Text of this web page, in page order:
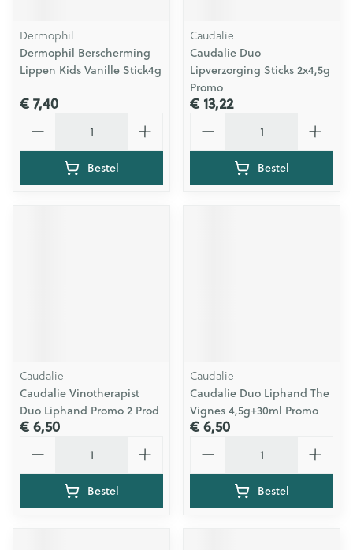
Dermophil
Dermophil Berscherming
Lippen Kids Vanille Stick4g
€ 7,40
Bestel
Caudalie
Caudalie Duo
Lipverzorging Sticks 2x4,5g
Promo
€ 13,22
Bestel
Caudalie
Caudalie Vinotherapist
Duo Liphand Promo 2 Prod
€ 6,50
Bestel
Caudalie
Caudalie Duo Liphand The
Vignes 4,5g+30ml Promo
€ 6,50
Bestel